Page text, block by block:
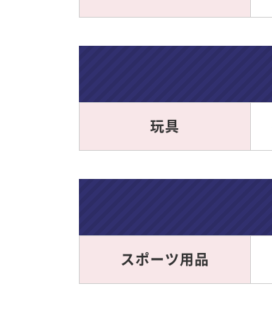
玩具
スポーツ用品